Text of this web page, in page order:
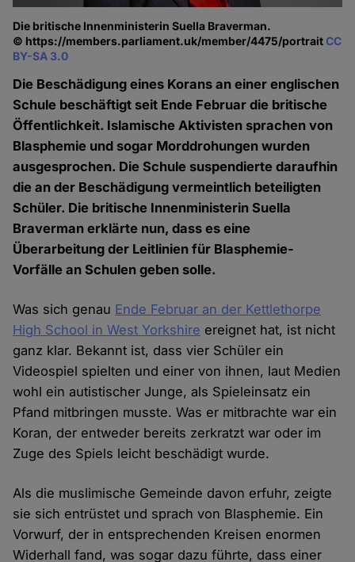
Die britische Innenministerin Suella Braverman.
© https://members.parliament.uk/member/4475/portraitCC
BY-SA 3.0
Die Beschädigung eines Korans an einer englischen
Schule beschäftigt seit Ende Februar die britische
Öffentlichkeit. Islamische Aktivisten sprachen von
Blasphemie und sogar Morddrohungen wurden
ausgesprochen. Die Schule suspendierte daraufhin
die an der Beschädigung vermeintlich beteiligten
Schüler. Die britische Innenministerin Suella
Braverman erklärte nun, dass es eine
Überarbeitung der Leitlinien für Blasphemie-
Vorfälle an Schulen geben solle.
Was sich genau Ende Februar an der Kettlethorpe
High School in West Yorkshire ereignet hat, ist nicht
ganz klar. Bekannt ist, dass vier Schüler ein
Videospiel spielten und einer von ihnen, laut Medien
wohl ein autistischer Junge, als Spieleinsatz ein
Pfand mitbringen musste. Was er mitbrachte war ein
Koran, der entweder bereits zerkratzt war oder im
Zuge des Spiels leicht beschädigt wurde.
Als die muslimische Gemeinde davon erfuhr, zeigte
sie sich entrüstet und sprach von Blasphemie. Ein
Vorwurf, der in entsprechenden Kreisen enormen
Widerhall fand, was sogar dazu führte, dass einer